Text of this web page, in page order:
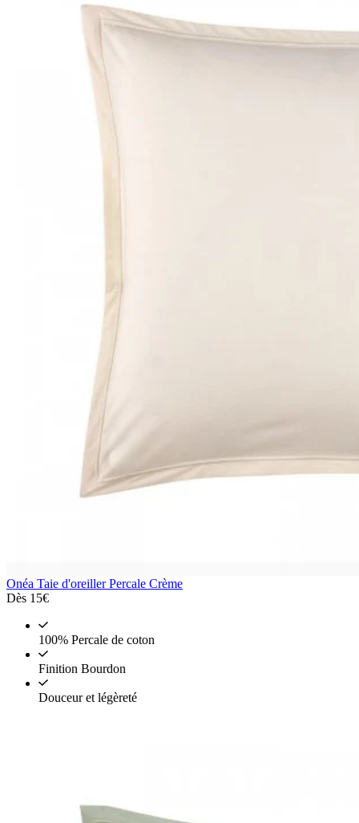
Onéa Taie d'oreiller Percale Crème
Dès 15€
100% Percale de coton
Finition Bourdon
Douceur et légèreté